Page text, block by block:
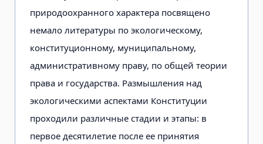
природоохранного характера посвящено
немало литературы по экологическому,
конституционному, муниципальному,
административному праву, по общей теории
права и государства. Размышления над
экологическими аспектами Конституции
проходили различные стадии и этапы: в
первое десятилетие после ее принятия